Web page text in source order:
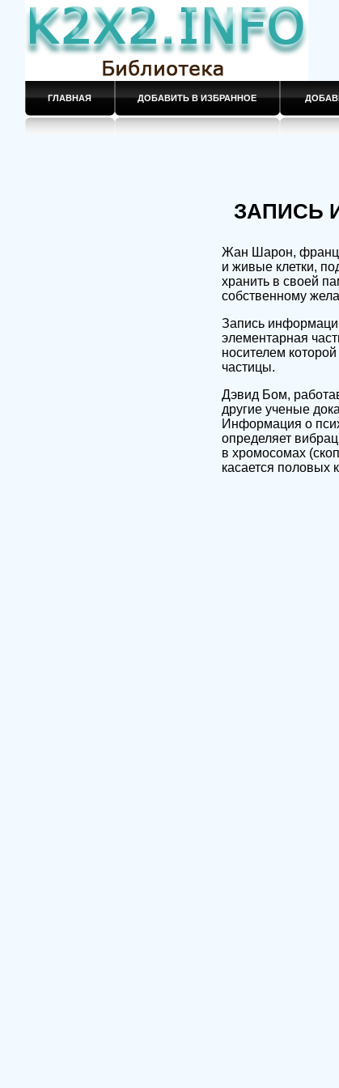
ГЛАВНАЯ ДОБАВИТЬ В ИЗБРАННОЕ
ЗАПИСЬ
Жан Шарон,
и живые клетки,
хранить в своей
собственному
Запись
элементарная
носителем
частицы.
Дэвид Бом,
другие ученые
Информация о
определяет
в хромосомах
касается половых